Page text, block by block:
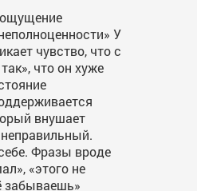
У
чувство, что с
что он хуже
внушает
Фразы вроде
«этого не
забываешь»